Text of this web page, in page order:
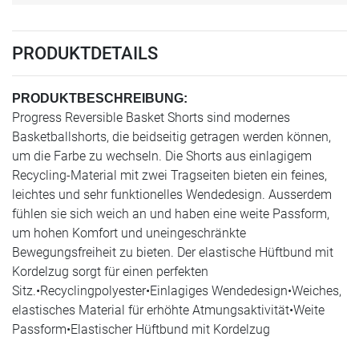
PRODUKTDETAILS
PRODUKTBESCHREIBUNG:
Progress Reversible Basket Shorts sind modernes
Basketballshorts, die beidseitig getragen werden können,
um die Farbe zu wechseln. Die Shorts aus einlagigem
Recycling-Material mit zwei Tragseiten bieten ein feines,
leichtes und sehr funktionelles Wendedesign. Ausserdem
fühlen sie sich weich an und haben eine weite Passform,
um hohen Komfort und uneingeschränkte
Bewegungsfreiheit zu bieten. Der elastische Hüftbund mit
Kordelzug sorgt für einen perfekten
Sitz.•Recyclingpolyester•Einlagiges Wendedesign•Weiches,
elastisches Material für erhöhte Atmungsaktivität•Weite
Passform•Elastischer Hüftbund mit Kordelzug